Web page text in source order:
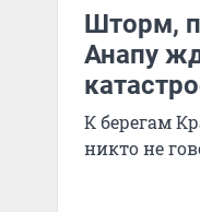
Шторм,
Анапу
К берегам
никто не